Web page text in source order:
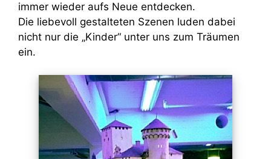
immer wieder aufs Neue entdecken.
Die liebevoll gestalteten Szenen luden dabei
nicht nur die „Kinder“ unter uns zum Träumen
ein.